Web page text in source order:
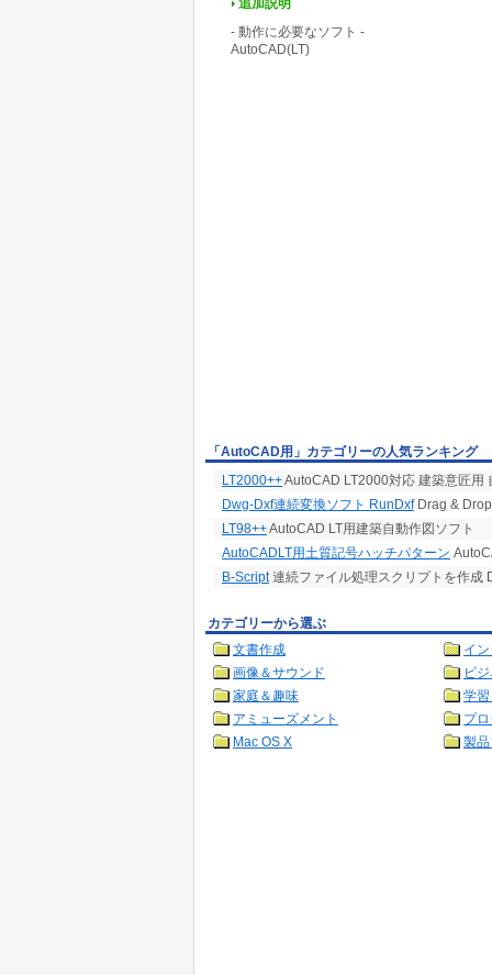
- 動作に必要なソフト -
AutoCAD(LT)
「AutoCAD用」カテゴリーの人気ランキング
LT2000++AutoCAD LT2000対応 建築意匠用
Dwg-Dxf連続変換ソフト RunDxfDrag & Drop
LT98++AutoCAD LT用建築自動作図ソフト
AutoCADLT用土質記号ハッチパターン
B-Script連続ファイル処理スクリプトを作
カテゴリーから選ぶ
文書作成
イ
画像＆サウンド
ビ
家庭＆趣味
学
アミューズメント
プ
Mac OS X
製